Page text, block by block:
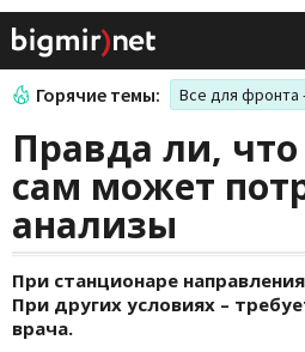
Горячие темы: Все для фронта
Правда ли,
сам может
анализы
При станционаре
При других условиях –
врача.